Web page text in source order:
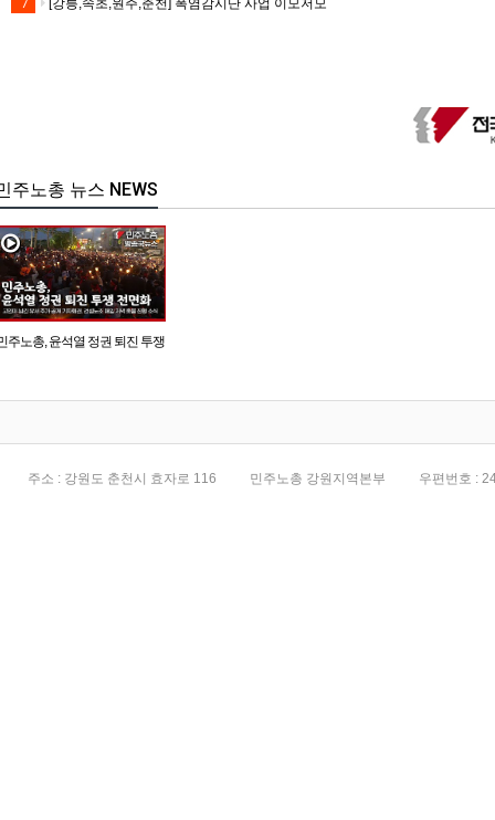
7 [강릉,속초,원주,춘천] 폭염감시단 사업 이모저모
주노총 뉴스 NEWS
주노총, 윤석열 정권 퇴진 투쟁
주소 : 강원도 춘천시 효자로 116 민주노총 강원지역본부 우편번호 :